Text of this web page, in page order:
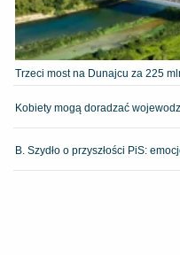
Trzeci most na Dunajcu za 225
Kobiety mogą doradzać
B. Szydło o przyszłości PiS: